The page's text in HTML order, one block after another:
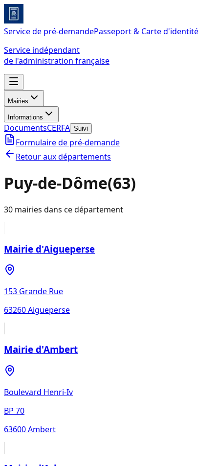
Service de pré-demandePasseport & Carte d'identité
Service indépendant
de l'administration française
Mairies
Informations
DocumentsCERFA Suivi
Formulaire de pré-demande
Retour aux départements
Puy-de-Dôme(63)
30 mairies dans ce département
Mairie d'Aigueperse
153 Grande Rue
63260Aigueperse
Mairie d'Ambert
Boulevard Henri-Iv
BP 70
63600Ambert